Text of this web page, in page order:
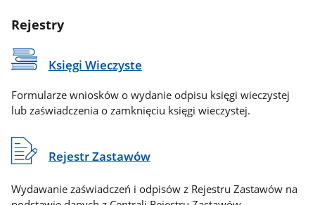
Rejestry
Księgi Wieczyste
Formularze wniosków o wydanie odpisu księgi wieczystej
lub zaświadczenia o zamknięciu księgi wieczystej.
Rejestr Zastawów
Wydawanie zaświadczeń i odpisów z Rejestru Zastawów na